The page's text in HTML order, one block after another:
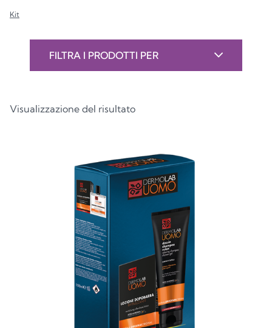
Kit
FILTRA I PRODOTTI PER
Visualizzazione del risultato